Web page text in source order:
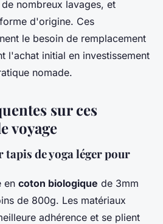
nombreux lavages, et
d'origine. Ces
le besoin de remplacement
l'achat initial en investissement
nomade.
sur ces
voyage
tapis de yoga léger pour
en coton biologique de 3mm
de 800g. Les matériaux
adhérence et se plient